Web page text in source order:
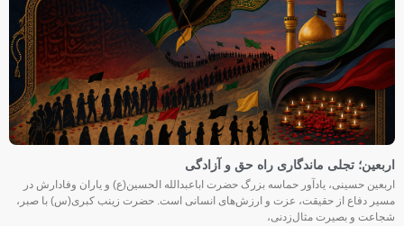
اربعین؛ تجلی ماندگاری راه حق و آزادگی
اربعین حسینی، یادآور حماسه بزرگ حضرت اباعبدالله الحسین(ع) و یاران وفادارش در
مسیر دفاع از حقیقت، عزت و ارزش‌های انسانی است. حضرت زینب کبری(س) با صبر،
شجاعت و بصیرت مثال‌زدنی،